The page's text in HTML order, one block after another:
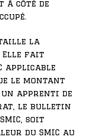
à côté de
la
Elle fait
applicable
le montant
apprenti de
le bulletin
soit
du SMIC au